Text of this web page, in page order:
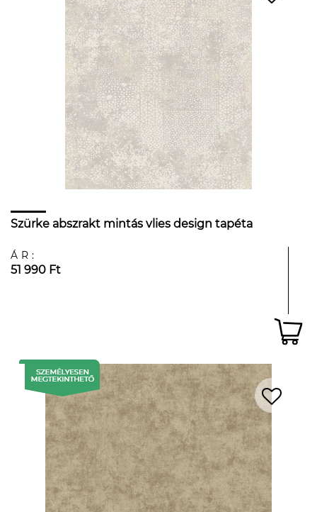
Szürke abszrakt mintás vlies design tapéta
ÁR:
51 990 Ft